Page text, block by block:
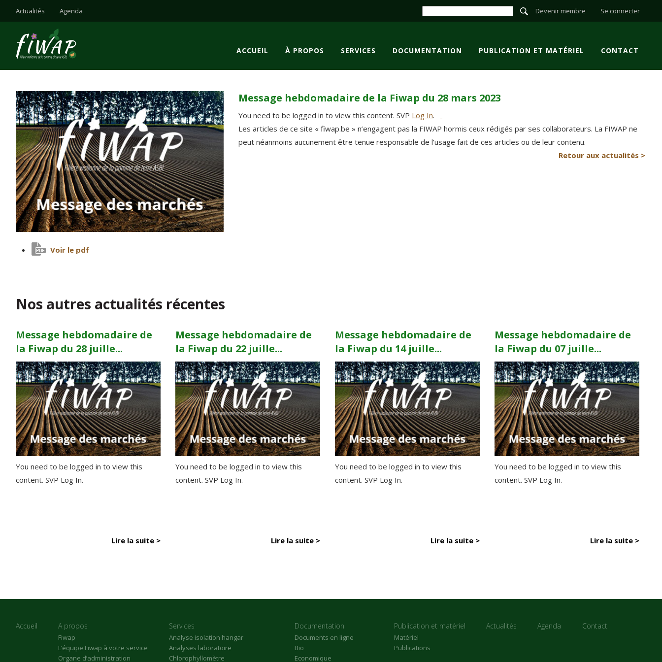
Actualités Agenda Devenir membre Se connecter
ACCUEIL À PROPOS SERVICES DOCUMENTATION PUBLICATION ET MATÉRIEL CONTACT
Voir le pdf
Message hebdomadaire de la Fiwap du 28 mars 2023
You need to be logged in to view this content. SVP Log In.
Les articles de ce site « fiwap.be » n’engagent pas la FIWAP hormis ceux rédigés par ses collaborateurs. La FIWAP ne
peut néanmoins aucunement être tenue responsable de l’usage fait de ces articles ou de leur contenu.
Retour aux actualités >
Nos autres actualités récentes
Message hebdomadaire de
la Fiwap du 28 juille...
You need to be logged in to view this
content. SVP Log In.
Lire la suite >
Message hebdomadaire de
la Fiwap du 22 juille...
You need to be logged in to view this
content. SVP Log In.
Lire la suite >
Message hebdomadaire de
la Fiwap du 14 juille...
You need to be logged in to view this
content. SVP Log In.
Lire la suite >
Message hebdomadaire de
la Fiwap du 07 juille...
You need to be logged in to view this
content. SVP Log In.
Lire la suite >
Accueil A propos
Fiwap
L’équipe Fiwap à votre service
Organe d’administration
Services
Analyse isolation hangar
Analyses laboratoire
Chlorophyllomètre
Documentation
Documents en ligne
Bio
Economique
Publication et matériel
Matériel
Publications
Actualités Agenda Contact